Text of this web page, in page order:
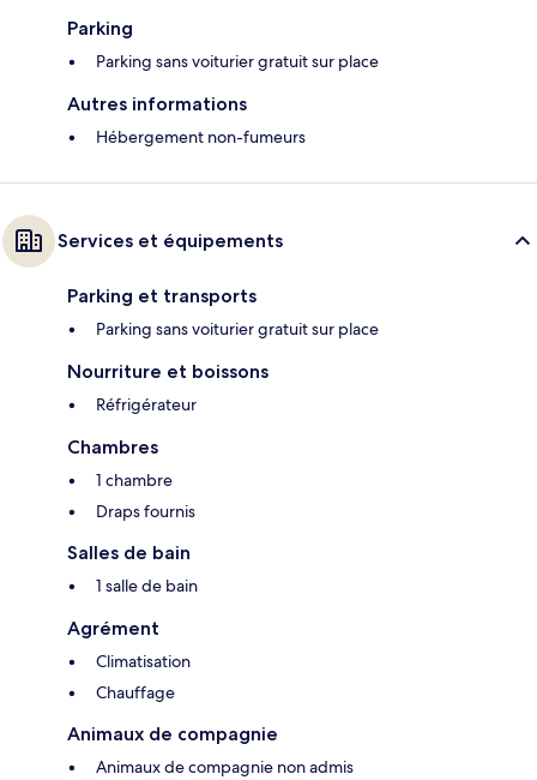
Parking
Parking sans voiturier gratuit sur place
Autres informations
Hébergement non-fumeurs
Services et équipements
Parking et transports
Parking sans voiturier gratuit sur place
Nourriture et boissons
Réfrigérateur
Chambres
1 chambre
Draps fournis
Salles de bain
1 salle de bain
Agrément
Climatisation
Chauffage
Animaux de compagnie
Animaux de compagnie non admis